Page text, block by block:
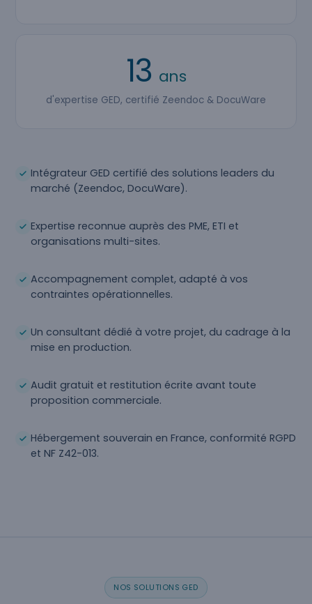
13 ans
d'expertise GED, certifié Zeendoc & DocuWare
Intégrateur GED certifié des solutions leaders du
marché (Zeendoc, DocuWare).
Expertise reconnue auprès des PME, ETI et
organisations multi-sites.
Accompagnement complet, adapté à vos
contraintes opérationnelles.
Un consultant dédié à votre projet, du cadrage à la
mise en production.
Audit gratuit et restitution écrite avant toute
proposition commerciale.
Hébergement souverain en France, conformité RGPD
et NF Z42-013.
NOS SOLUTIONS GED